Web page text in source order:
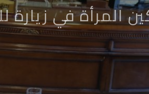
المرأة في زيارة